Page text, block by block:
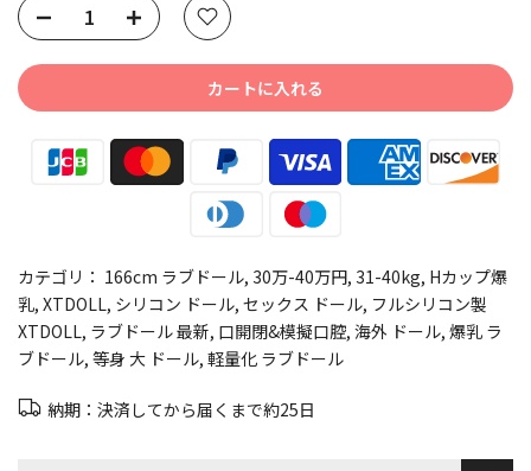
Selection will add to the price
カートに入れる
カテゴリ： 166cm ラブドール 30万-40万円 31-40kg Hカップ爆
乳 XTDOLL シリコン ドール セックス ドール フルシリコン製
XTDOLL ラブドール 最新 口開閉&模擬口腔 海外 ドール 爆乳 ラ
ブドール 等身 大 ドール 軽量化 ラブドール
納期：決済してから届くまで約25日